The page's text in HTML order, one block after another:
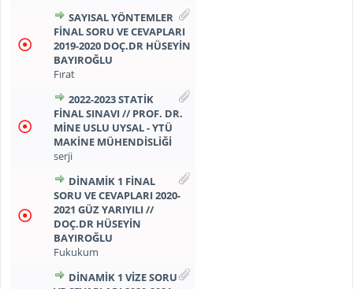
SAYISAL YÖNTEMLER
FINAL SORU VE CEVAPLARI
2019-2020 DOÇ.DR HÜSEYIN
BAYIROĞLU
Fırat
2022-2023 STATIK
FINAL SINAVI // PROF. DR.
MINE USLU UYSAL - YTÜ
MAKINE MÜHENDISLIĞI
serji
DİNAMİK 1 FİNAL
SORU VE CEVAPLARI 2020-
2021 GÜZ YARIYILI //
DOÇ.DR HÜSEYİN
BAYIROĞLU
Fukukum
DİNAMİK 1 VİZE SORU